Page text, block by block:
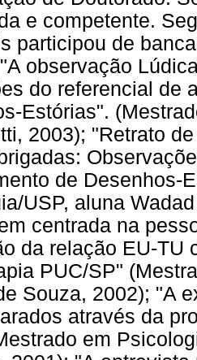
e competente.
participou de
observação
do referencial de
Estórias".
2003); "Retrato
de Desenhos-
USP, aluna
centrada na
da relação EU-TU
PUC/SP"
Souza, 2002); "A
através da
em